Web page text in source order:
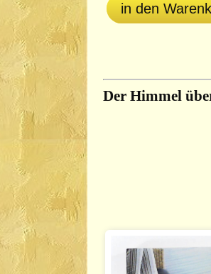
in den
Der Himmel